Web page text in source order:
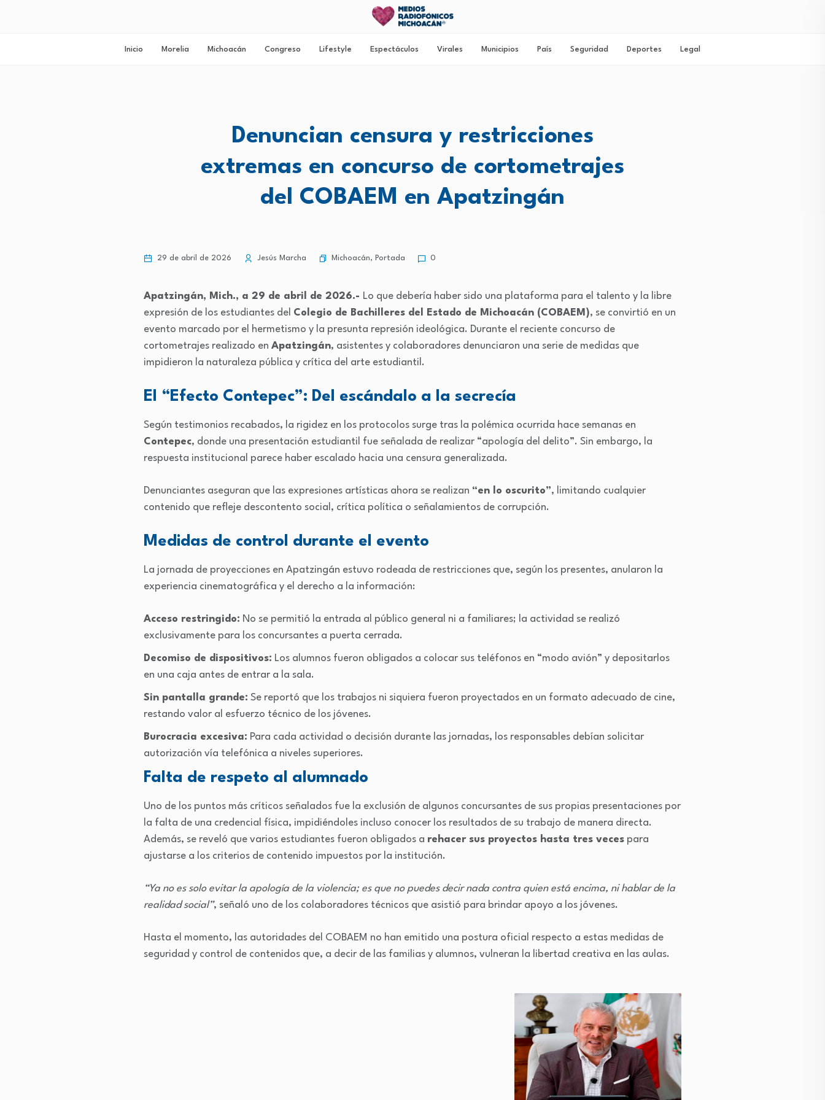
Inicio Morelia Michoacán Congreso Lifestyle Espectáculos Virales Municipios País Seguridad Deportes Legal
Denuncian censura y restricciones
extremas en concurso de cortometrajes
del COBAEM en Apatzingán
29 de abril de 2026 Jesús Marcha Michoacán, Portada 0
Apatzingán, Mich., a 29 de abril de 2026.- Lo que debería haber sido una plataforma para el talento y la libre
expresión de los estudiantes del Colegio de Bachilleres del Estado de Michoacán (COBAEM), se convirtió en un
evento marcado por el hermetismo y la presunta represión ideológica. Durante el reciente concurso de
cortometrajes realizado en Apatzingán, asistentes y colaboradores denunciaron una serie de medidas que
impidieron la naturaleza pública y crítica del arte estudiantil.
El “Efecto Contepec”: Del escándalo a la secrecía
Según testimonios recabados, la rigidez en los protocolos surge tras la polémica ocurrida hace semanas en
Contepec, donde una presentación estudiantil fue señalada de realizar “apología del delito”. Sin embargo, la
respuesta institucional parece haber escalado hacia una censura generalizada.
Denunciantes aseguran que las expresiones artísticas ahora se realizan “en lo oscurito”, limitando cualquier
contenido que refleje descontento social, crítica política o señalamientos de corrupción.
Medidas de control durante el evento
La jornada de proyecciones en Apatzingán estuvo rodeada de restricciones que, según los presentes, anularon la
experiencia cinematográfica y el derecho a la información:
Acceso restringido: No se permitió la entrada al público general ni a familiares; la actividad se realizó
exclusivamente para los concursantes a puerta cerrada.
Decomiso de dispositivos: Los alumnos fueron obligados a colocar sus teléfonos en “modo avión” y depositarlos
en una caja antes de entrar a la sala.
Sin pantalla grande: Se reportó que los trabajos ni siquiera fueron proyectados en un formato adecuado de cine,
restando valor al esfuerzo técnico de los jóvenes.
Burocracia excesiva: Para cada actividad o decisión durante las jornadas, los responsables debían solicitar
autorización vía telefónica a niveles superiores.
Falta de respeto al alumnado
Uno de los puntos más críticos señalados fue la exclusión de algunos concursantes de sus propias presentaciones por
la falta de una credencial física, impidiéndoles incluso conocer los resultados de su trabajo de manera directa.
Además, se reveló que varios estudiantes fueron obligados a rehacer sus proyectos hasta tres veces para
ajustarse a los criterios de contenido impuestos por la institución.
“Ya no es solo evitar la apología de la violencia; es que no puedes decir nada contra quien está encima, ni hablar de la
realidad social”, señaló uno de los colaboradores técnicos que asistió para brindar apoyo a los jóvenes.
Hasta el momento, las autoridades del COBAEM no han emitido una postura oficial respecto a estas medidas de
seguridad y control de contenidos que, a decir de las familias y alumnos, vulneran la libertad creativa en las aulas.